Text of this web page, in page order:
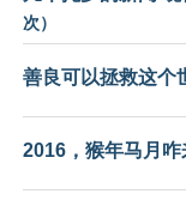
次）
善良可以拯救这个
2016，猴年马月咋